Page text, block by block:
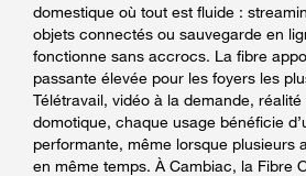
domestique où tout est fluide :
objets connectés ou sauvegarde en
fonctionne sans accrocs. La fibre
passante élevée pour les foyers les
Télétravail, vidéo à la demande, réalité
domotique, chaque usage bénéficie
performante, même lorsque plusieurs
en même temps. À Cambiac, la Fibre